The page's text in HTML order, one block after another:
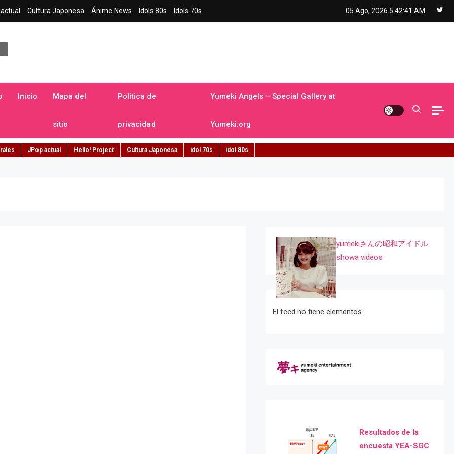
Cultura Japonesa Ánime News Idols 80s Idols 70s 05 Ago, 2026 5:42:42 AM
Inicio Mapa del
sitio
Politica de
privacidad
Yumeki Angels – Special Gallery at
Yumeki.org
JPop actual Hello! Project Cultura Japonesa idol 70s idol 80s
yumekiさんの昭和アイドル
showa videos
El feed no tiene elementos.
Resultados de la
encuesta YEA-SGC